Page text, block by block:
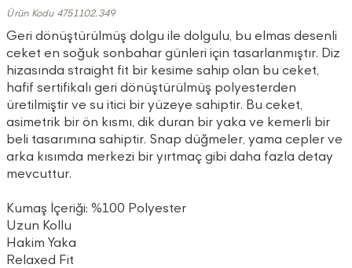
Ürün Kodu 4751102.349
Geri dönüştürülmüş dolgu ile dolgulu, bu elmas desenli
ceket en soğuk sonbahar günleri için tasarlanmıştır. Diz
hizasında straight fit bir kesime sahip olan bu ceket,
hafif sertifikalı geri dönüştürülmüş polyesterden
üretilmiştir ve su itici bir yüzeye sahiptir. Bu ceket,
asimetrik bir ön kısmı, dik duran bir yaka ve kemerli bir
beli tasarımına sahiptir. Snap düğmeler, yama cepler ve
arka kısımda merkezi bir yırtmaç gibi daha fazla detay
mevcuttur.
Kumaş İçeriği: %100 Polyester
Uzun Kollu
Hakim Yaka
Relaxed Fit